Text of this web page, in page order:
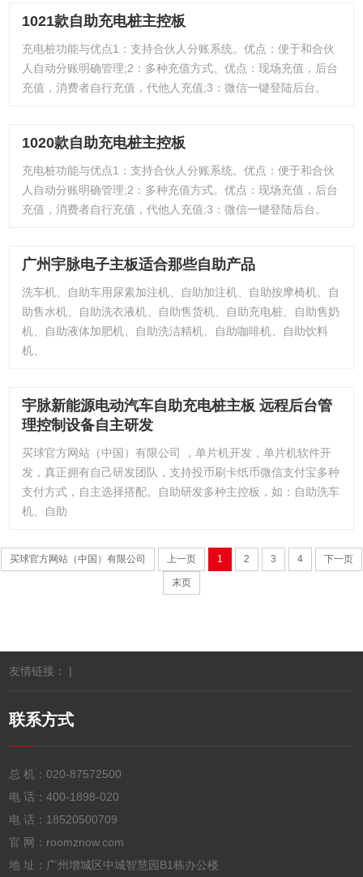
1021款自助充电桩主控板
充电桩功能与优点1：支持合伙人分账系统。优点：便于和合伙
人自动分账明确管理;2：多种充值方式。优点：现场充值，后台
充值，消费者自行充值，代他人充值;3：微信一键登陆后台。
1020款自助充电桩主控板
充电桩功能与优点1：支持合伙人分账系统。优点：便于和合伙
人自动分账明确管理;2：多种充值方式。优点：现场充值，后台
充值，消费者自行充值，代他人充值;3：微信一键登陆后台。
广州宇脉电子主板适合那些自助产品
洗车机、自助车用尿素加注机、自助加注机、自助按摩椅机、自
助售水机、自助洗衣液机、自助售货机、自助充电桩、自助售奶
机、自助液体加肥机、自助洗洁精机、自助咖啡机、自助饮料
机、
宇脉新能源电动汽车自助充电桩主板 远程后台管
理控制设备自主研发
买球官方网站（中国）有限公司 ，单片机开发，单片机软件开
发，真正拥有自己研发团队，支持投币刷卡纸币微信支付宝多种
支付方式，自主选择搭配。自助研发多种主控板，如：自助洗车
机、自助
买球官方网站（中国）有限公司 上一页 1 2 3 4 下一页
末页
友情链接： |
联系方式
总 机：020-87572500
电 话：400-1898-020
电 话： 18520500709
官 网：roomznow.com
地 址：广州增城区中城智慧园B1栋办公楼